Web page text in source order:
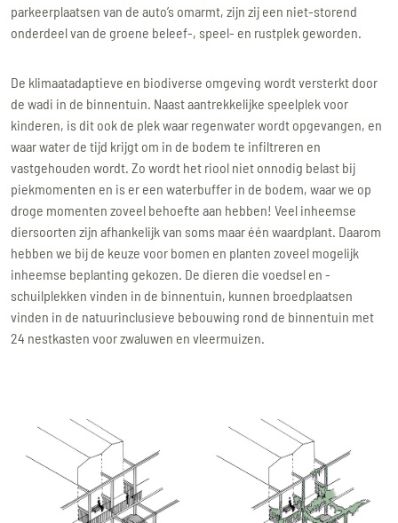
parkeerplaatsen van de auto’s omarmt, zijn zij een niet-storend
onderdeel van de groene beleef-, speel- en rustplek geworden.
De klimaatadaptieve en biodiverse omgeving wordt versterkt door
de wadi in de binnentuin. Naast aantrekkelijke speelplek voor
kinderen, is dit ook de plek waar regenwater wordt opgevangen, en
waar water de tijd krijgt om in de bodem te infiltreren en
vastgehouden wordt. Zo wordt het riool niet onnodig belast bij
piekmomenten en is er een waterbuffer in de bodem, waar we op
droge momenten zoveel behoefte aan hebben! Veel inheemse
diersoorten zijn afhankelijk van soms maar één waardplant. Daarom
hebben we bij de keuze voor bomen en planten zoveel mogelijk
inheemse beplanting gekozen. De dieren die voedsel en -
schuilplekken vinden in de binnentuin, kunnen broedplaatsen
vinden in de natuurinclusieve bebouwing rond de binnentuin met
24 nestkasten voor zwaluwen en vleermuizen.